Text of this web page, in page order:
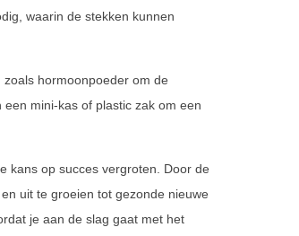
waarin de stekken kunnen
hormoonpoeder om de
mini-kas of plastic zak om een
kans op succes vergroten. Door de
uit te groeien tot gezonde nieuwe
je aan de slag gaat met het